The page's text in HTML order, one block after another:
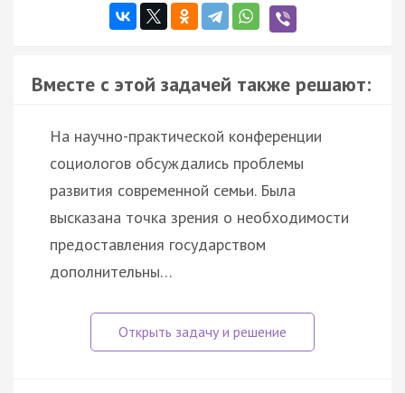
Вместе с этой задачей также решают:
На научно-практической конференции
социологов обсуждались проблемы
развития современной семьи. Была
высказана точка зрения о необходимости
предоставления государством
дополнительны…